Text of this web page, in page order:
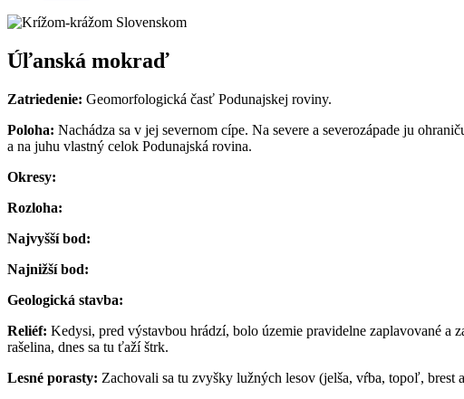
Úľanská mokraď
Zatriedenie: Geomorfologická časť Podunajskej roviny.
Poloha: Nachádza sa v jej severnom cípe. Na severe a severozápade ju
a na juhu vlastný celok Podunajská rovina.
Okresy:
Rozloha:
Najvyšší bod:
Najnižší bod:
Geologická stavba:
Reliéf: Kedysi, pred výstavbou hrádzí, bolo územie pravidelne zaplavované
rašelina, dnes sa tu ťaží štrk.
Lesné porasty: Zachovali sa tu zvyšky lužných lesov (jelša, vŕba, topoľ, brest